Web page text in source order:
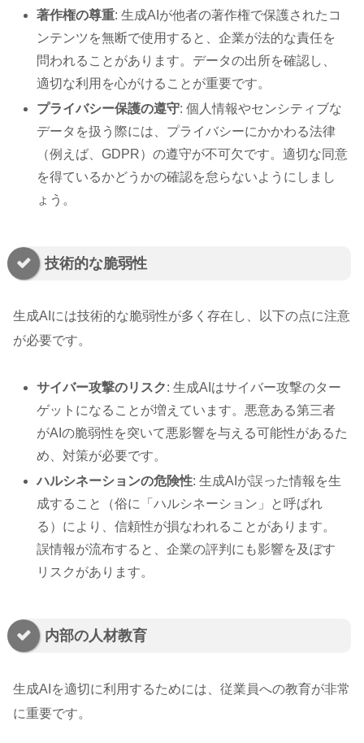
著作権の尊重: 生成AIが他者の著作権で保護されたコ
ンテンツを無断で使用すると、企業が法的な責任を
問われることがあります。データの出所を確認し、
適切な利用を心がけることが重要です。
プライバシー保護の遵守: 個人情報やセンシティブな
データを扱う際には、プライバシーにかかわる法律
（例えば、GDPR）の遵守が不可欠です。適切な同意
を得ているかどうかの確認を怠らないようにしまし
ょう。
技術的な脆弱性
生成AIには技術的な脆弱性が多く存在し、以下の点に注意
が必要です。
サイバー攻撃のリスク: 生成AIはサイバー攻撃のター
ゲットになることが増えています。悪意ある第三者
がAIの脆弱性を突いて悪影響を与える可能性があるた
め、対策が必要です。
ハルシネーションの危険性: 生成AIが誤った情報を生
成すること（俗に「ハルシネーション」と呼ばれ
る）により、信頼性が損なわれることがあります。
誤情報が流布すると、企業の評判にも影響を及ぼす
リスクがあります。
内部の人材教育
生成AIを適切に利用するためには、従業員への教育が非常
に重要です。